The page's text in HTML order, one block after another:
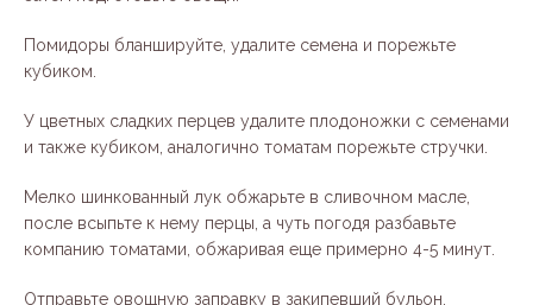
Помидоры бланшируйте, удалите семена и порежьте
кубиком.
У цветных сладких перцев удалите плодоножки с семенами
и также кубиком, аналогично томатам порежьте стручки.
Мелко шинкованный лук обжарьте в сливочном масле,
после всыпьте к нему перцы, а чуть погодя разбавьте
компанию томатами, обжаривая еще примерно 4-5 минут.
Отправьте овощную заправку в закипевший бульон.